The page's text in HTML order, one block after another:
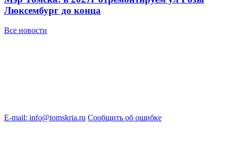
Люксембург до конца
Все новости
E-mail: info@tomskria.ru Сообщить об ошибке